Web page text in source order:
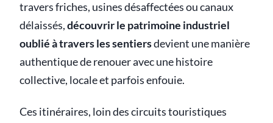
travers friches, usines désaffectées ou canaux
délaissés,découvrir le patrimoine industriel
oublié à travers les sentiersdevient une manière
authentique de renouer avec une histoire
collective, locale et parfois enfouie.
Ces itinéraires, loin des circuits touristiques